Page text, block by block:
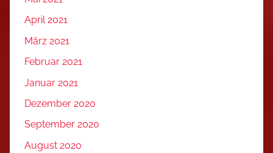
April 2021
März 2021
Februar 2021
Januar 2021
Dezember 2020
September 2020
August 2020